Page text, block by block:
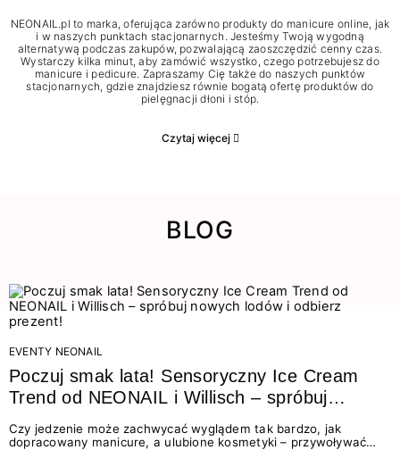
NEONAIL.pl to marka, oferująca zarówno produkty do manicure online, jak
i w naszych punktach stacjonarnych. Jesteśmy Twoją wygodną
alternatywą podczas zakupów, pozwalającą zaoszczędzić cenny czas.
Wystarczy kilka minut, aby zamówić wszystko, czego potrzebujesz do
manicure i pedicure. Zapraszamy Cię także do naszych punktów
stacjonarnych, gdzie znajdziesz równie bogatą ofertę produktów do
pielęgnacji dłoni i stóp.
Czytaj więcej
BLOG
EVENTY NEONAIL
Poczuj smak lata! Sensoryczny Ice Cream
Trend od NEONAIL i Willisch – spróbuj
nowych lodów i odbierz prezent!
Czy jedzenie może zachwycać wyglądem tak bardzo, jak
dopracowany manicure, a ulubione kosmetyki – przywoływać